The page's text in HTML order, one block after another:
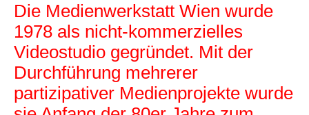
Die Medienwerkstatt Wien wurde
1978 als nicht-kommerzielles
Videostudio gegründet. Mit der
Durchführung mehrerer
partizipativer Medienprojekte wurde